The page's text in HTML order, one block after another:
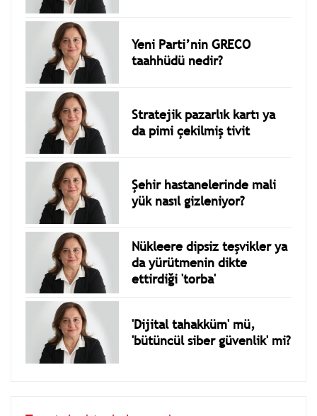
Yeni Parti’nin GRECO
taahhüdü nedir?
Stratejik pazarlık kartı ya
da pimi çekilmiş tivit
Şehir hastanelerinde mali
yük nasıl gizleniyor?
Nükleere dipsiz teşvikler ya
da yürütmenin dikte
ettirdiği 'torba'
'Dijital tahakküm' mü,
'bütüncül siber güvenlik' mi?